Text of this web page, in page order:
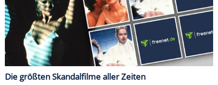
Die größten Skandalfilme aller Zeiten